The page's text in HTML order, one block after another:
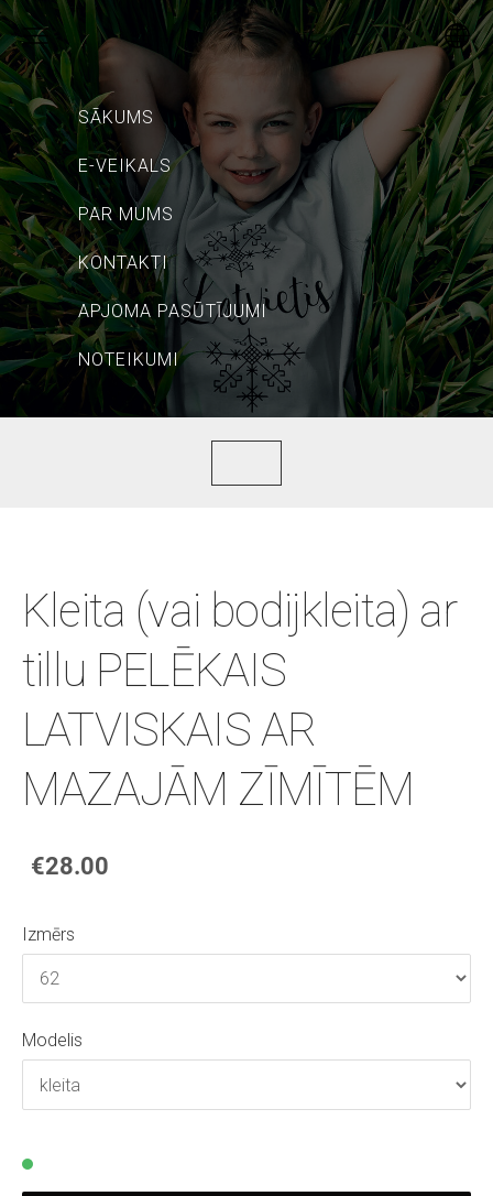
SĀKUMS
E-VEIKALS
PAR MUMS
KONTAKTI
APJOMA PASŪTĪJUMI
NOTEIKUMI
Kleita (vai bodijkleita) ar
tillu PELĒKAIS
LATVISKAIS AR
MAZAJĀM ZĪMĪTĒM
€28.00
Izmērs
Modelis